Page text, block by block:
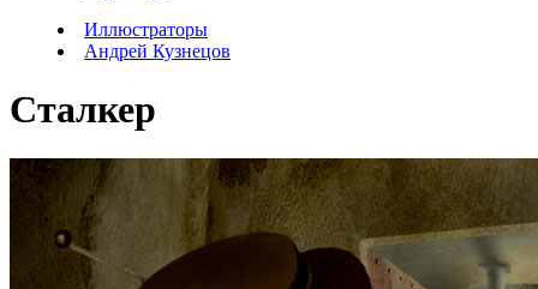
Иллюстраторы
Андрей Кузнецов
Сталкер